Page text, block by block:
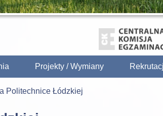
Projekty / Wymiany
Politechnice Łódzkiej